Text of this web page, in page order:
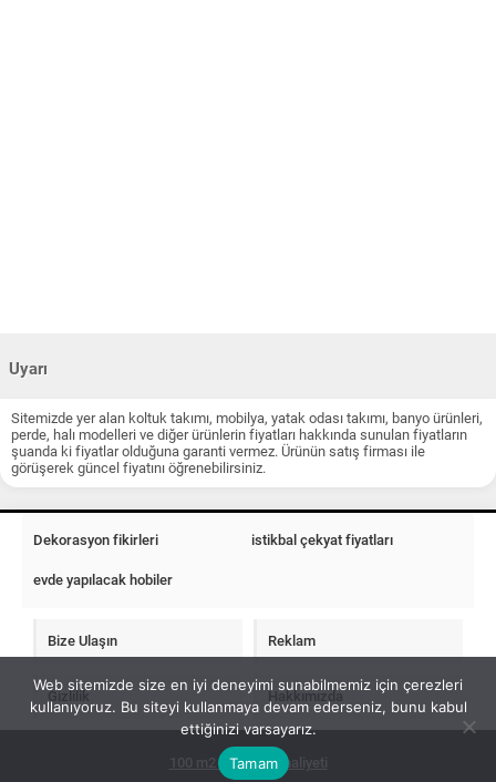
Uyarı
Sitemizde yer alan koltuk takımı, mobilya, yatak odası takımı, banyo ürünleri,
perde, halı modelleri ve diğer ürünlerin fiyatları hakkında sunulan fiyatların
şuanda ki fiyatlar olduğuna garanti vermez. Ürünün satış firması ile
görüşerek güncel fiyatını öğrenebilirsiniz.
Dekorasyon fikirleri istikbal çekyat fiyatları
evde yapılacak hobiler
Bize Ulaşın Reklam
Gizlilik Hakkımızda
100 m2 ev insaat maliyeti
Web sitemizde size en iyi deneyimi sunabilmemiz için çerezleri
kullanıyoruz. Bu siteyi kullanmaya devam ederseniz, bunu kabul
ettiğinizi varsayarız.
Tamam